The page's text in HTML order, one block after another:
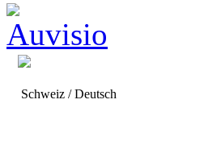
Schweiz / Deutsch